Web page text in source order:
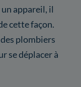
appareil, il
cette façon.
plombiers
se déplacer à